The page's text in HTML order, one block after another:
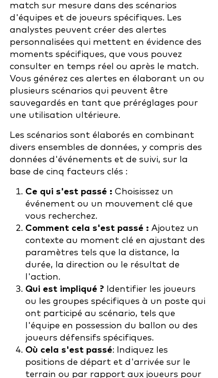
match sur mesure dans des scénarios
d'équipes et de joueurs spécifiques. Les
analystes peuvent créer des alertes
personnalisées qui mettent en évidence des
moments spécifiques, que vous pouvez
consulter en temps réel ou après le match.
Vous générez ces alertes en élaborant un ou
plusieurs scénarios qui peuvent être
sauvegardés en tant que préréglages pour
une utilisation ultérieure.
Les scénarios sont élaborés en combinant
divers ensembles de données, y compris des
données d'événements et de suivi, sur la
base de cinq facteurs clés :
Ce qui s'est passé : Choisissez un
événement ou un mouvement clé que
vous recherchez.
Comment cela s'est passé : Ajoutez un
contexte au moment clé en ajustant des
paramètres tels que la distance, la
durée, la direction ou le résultat de
l'action.
Qui est impliqué ? Identifier les joueurs
ou les groupes spécifiques à un poste qui
ont participé au scénario, tels que
l'équipe en possession du ballon ou des
joueurs défensifs spécifiques.
Où cela s'est passé: Indiquez les
positions de départ et d'arrivée sur le
terrain ou par rapport aux joueurs pour